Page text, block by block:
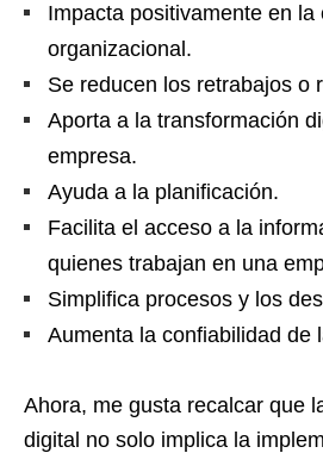
Impacta positivamente en la
organizacional.
Se reducen los retrabajos o
Aporta a la transformación
empresa.
Ayuda a la planificación.
Facilita el acceso a la
quienes trabajan en una
Simplifica procesos y los
Aumenta la confiabilidad de
Ahora, me gusta recalcar que
digital no solo implica la